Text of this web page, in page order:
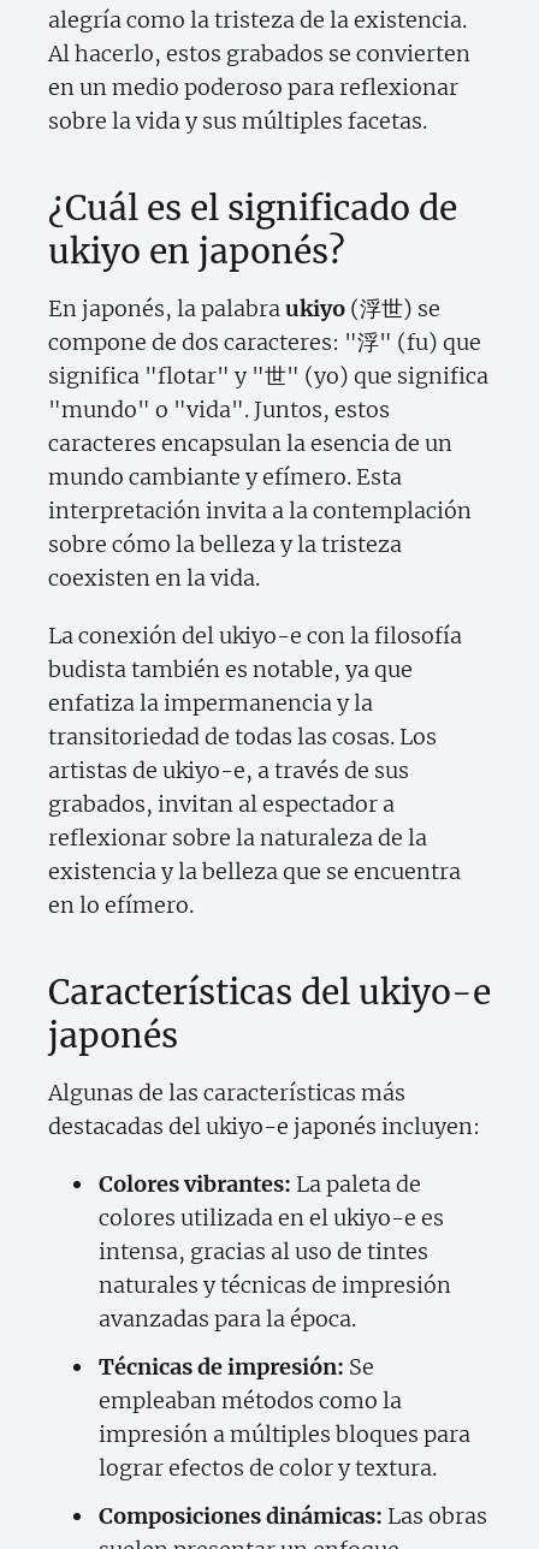
alegría como la tristeza de la existencia.
Al hacerlo, estos grabados se convierten
en un medio poderoso para reflexionar
sobre la vida y sus múltiples facetas.
¿Cuál es el significado de
ukiyo en japonés?
En japonés, la palabraukiyo (浮世) se
compone de dos caracteres: "浮" (fu) que
significa "flotar" y "世" (yo) que significa
"mundo" o "vida". Juntos, estos
caracteres encapsulan la esencia de un
mundo cambiante y efímero. Esta
interpretación invita a la contemplación
sobre cómo la belleza y la tristeza
coexisten en la vida.
La conexión del ukiyo-e con la filosofía
budista también es notable, ya que
enfatiza la impermanencia y la
transitoriedad de todas las cosas. Los
artistas de ukiyo-e, a través de sus
grabados, invitan al espectador a
reflexionar sobre la naturaleza de la
existencia y la belleza que se encuentra
en lo efímero.
Características del ukiyo-e
japonés
Algunas de las características más
destacadas del ukiyo-e japonés incluyen:
Colores vibrantes: La paleta de
colores utilizada en el ukiyo-e es
intensa, gracias al uso de tintes
naturales y técnicas de impresión
avanzadas para la época.
Técnicas de impresión: Se
empleaban métodos como la
impresión a múltiples bloques para
lograr efectos de color y textura.
Composiciones dinámicas: Las obras